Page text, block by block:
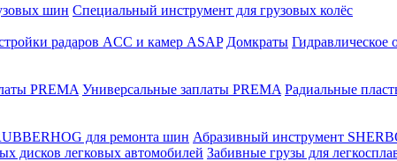
шин Специальный инструмент для грузовых колёс
радаров ACC и камер ASAP Домкраты Гидравлическое
PREMA Универсальные заплаты PREMA Радиальные
для ремонта шин Абразивный инструмент
дисков легковых автомобилей Забивные грузы для